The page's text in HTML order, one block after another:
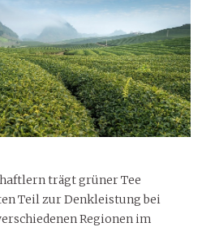
trägt grüner Tee
Teil zur Denkleistung bei
Regionen im